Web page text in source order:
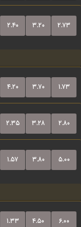
۲.۴۰ ۳.۲۰ ۲.۷۳
۴.۲۰ ۳.۷۰ ۱.۷۳
۲.۳۵ ۳.۲۸ ۲.۸۰
۱.۵۷ ۳.۸۰ ۵.۰۰
۱.۳۳ ۴.۵۰ ۶.۰۰